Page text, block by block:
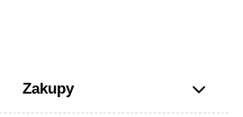
Zakupy